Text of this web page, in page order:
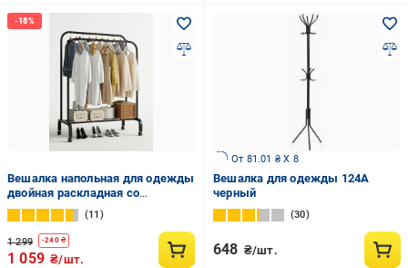
Вешалка напольная для одежды
двойная раскладная со
стопорами и полками для обуви
150х110х57 см Черный
(463947650197)
11
1 299 -240₴
1 059 ₴/шт.
От 81.01 ₴ X 8
Вешалка для одежды 124A
черный
30
648 ₴/шт.